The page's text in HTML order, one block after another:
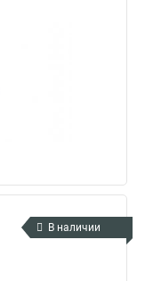
В наличии